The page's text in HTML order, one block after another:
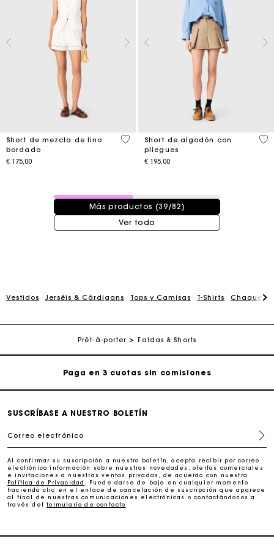
Short de mezcla de lino
bordado
€ 175,00
5 out of 5 Customer Rating
Short de algodón con
pliegues
€ 195,00
4,1
39 / 82 productos
Más productos (39/82)
Ver todo
Vestidos Jerséis & Cárdigans Tops y Camisas T-Shirts
Prêt-à-porter Faldas & Shorts
regalo perfecto
Paga en 3 cuotas sin comisiones
Cambios & Devoluciones gratuitos
regalo perfecto
Entrega a domicilio ofrecida dentro de 2-3 días
SUSCRÍBASE A NUESTRO BOLETÍN
Correo electrónico
Al confirmar su suscripción a nuestro boletín, acepta recibir por correo
electrónico información sobre nuestras novedades, ofertas comerciales
e invitaciones a nuestras ventas privadas, de acuerdo con nuestra
Política de Privacidad
. Puede darse de baja en cualquier momento
haciendo clic en el enlace de cancelación de suscripción que aparece
al final de nuestras comunicaciones electrónicas o contactándonos a
través delformulario de contacto